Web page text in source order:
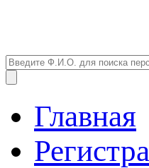
Главная